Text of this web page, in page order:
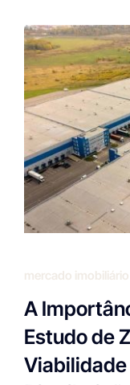
mercado imobiliário
A
Estudo de